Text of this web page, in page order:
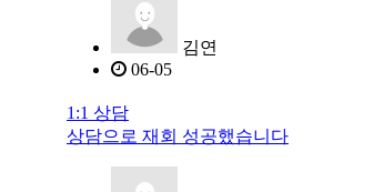
김연
06-05
1:1 상담
상담으로 재회 성공했습니다